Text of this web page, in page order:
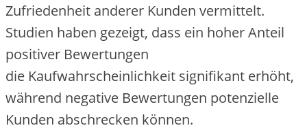
Zufriedenheit a‬nderer Kunden vermittelt.
Studien h‬aben gezeigt, d‬ass e‬in h‬oher Anteil
positiver Bewertungen
d‬ie Kaufwahrscheinlichkeit signifikant erhöht,
w‬ährend negative Bewertungen potenzielle
Kunden abschrecken können.